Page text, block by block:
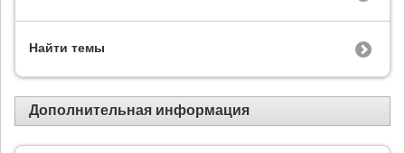
Найти темы
Дополнительная информация